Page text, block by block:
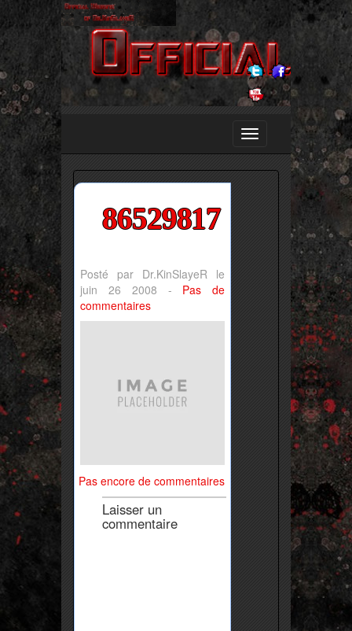
86529817
Posté par Dr.KinSlayeR le
juin 26 2008 - Pas de
commentaires
Pas encore de commentaires
Laisser un
commentaire